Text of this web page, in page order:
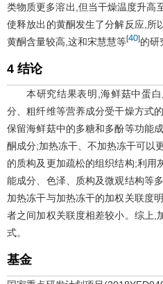
类物质更多溶出,但当干燥温度升
使释放出的黄酮发生了分解反应,所
黄酮含量较高,这和宋慧慧等[40]的研
4 结论
本研究结果表明,海鲜菇中蛋
分、粗纤维等营养成分受干燥方式
保留海鲜菇中的多糖和多酚等功能
酮成分;加热冻干、不加热冻干可以
的质构及更加疏松的组织结构;利用
能成分、色泽、质构及微观结构等
加热冻干与加热冻干的加权关联度
者之间加权关联度相差较小。综上,
式。
基金